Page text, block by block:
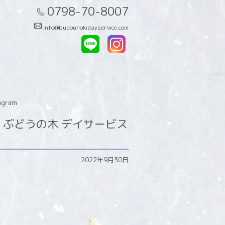
0798-70-8007
info@budounokidayservice.com
どうの木 デイサービス
2022年9月30日